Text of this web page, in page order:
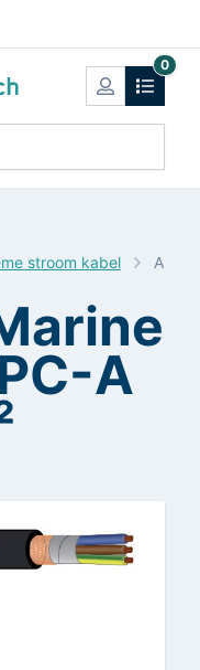
0
stroom kabel
A